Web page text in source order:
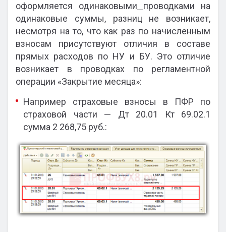
оформляется одинаковыми
проводками на
одинаковые суммы, разниц не возникает,
несмотря на то, что как раз по начисленным
взносам присутствуют отличия в составе
прямых расходов по НУ и БУ. Это отличие
возникает в проводках по регламентной
операции «Закрытие месяца»:
Например страховые взносы в ПФР по
страховой части — Дт 20.01 Кт 69.02.1
сумма 2 268,75 руб.: